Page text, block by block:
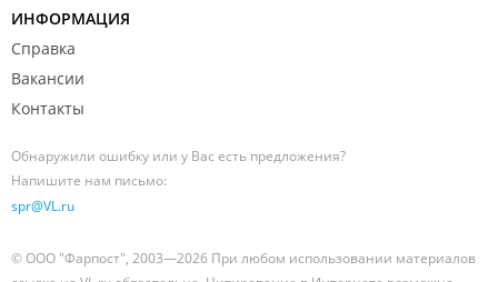
ИНФОРМАЦИЯ
Справка
Вакансии
Контакты
Обнаружили ошибку или у Вас есть предложения?
Напишите нам письмо:
spr@VL.ru
© ООО "Фарпост", 2003—2026 При любом использовании материалов